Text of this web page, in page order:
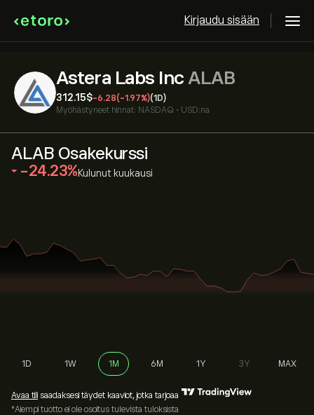
Kirjaudu sisään
Astera Labs Inc ALAB
312.15‎$‎-6.28(-1.97%)(1D)
Myöhästyneet hinnat: NASDAQ • USD:na
ALAB Osakekurssi
‎-24.23‎ Kulunut kuukausi
1D 1W 1M 6M 1Y 3Y MAX
Avaa tili saadaksesi täydet kaaviot, jotka tarjoaa
*Aiempi tuotto ei ole osoitus tulevista tuloksista